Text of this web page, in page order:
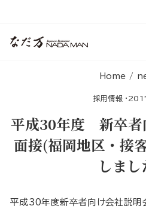
Home /
採用情報 ·
平成30年度 新卒者
面接(福岡地区・接
しまし
平成30年度新卒者向け会社説明